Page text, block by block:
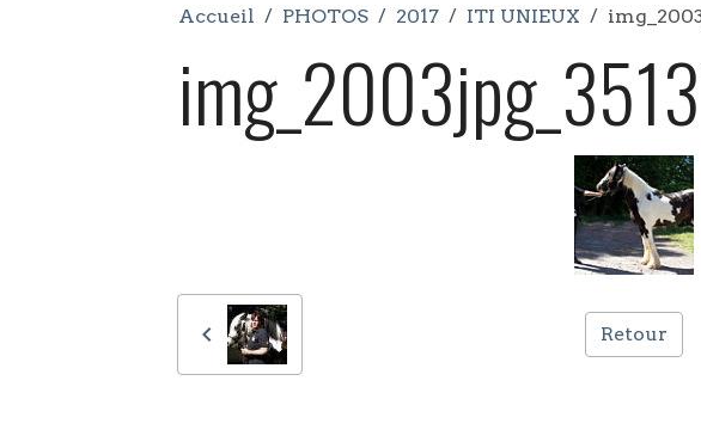
Accueil PHOTOS 2017 ITI UNIEUX
Retour